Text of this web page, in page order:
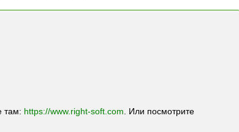
там: https://www.right-soft.com . Или посмотрите